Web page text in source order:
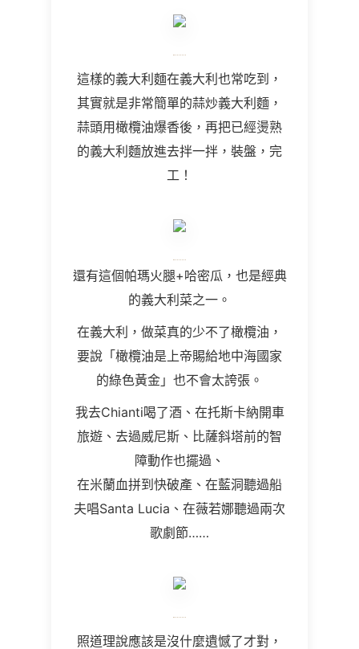
這樣的義大利麵在義大利也常吃到，
其實就是非常簡單的蒜炒義大利麵，
蒜頭用橄欖油爆香後，再把已經燙熟
的義大利麵放進去拌一拌，裝盤，完
工！
還有這個帕瑪火腿+哈密瓜，也是經典
的義大利菜之一。
在義大利，做菜真的少不了橄欖油，
要說「橄欖油是上帝賜給地中海國家
的綠色黃金」也不會太誇張。
我去Chianti喝了酒、在托斯卡納開車
旅遊、去過威尼斯、比薩斜塔前的智
障動作也擺過、
在米蘭血拼到快破產、在藍洞聽過船
夫唱Santa Lucia、在薇若娜聽過兩次
歌劇節……
照道理說應該是沒什麼遺憾了才對，